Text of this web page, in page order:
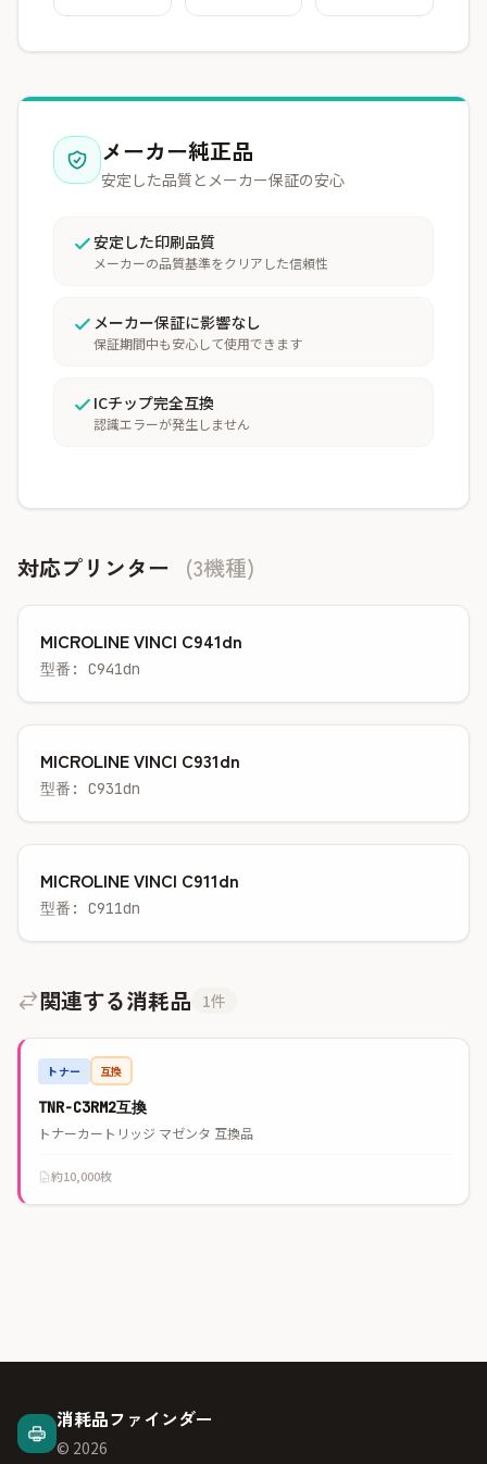
メーカー純正品
安定した品質とメーカー保証の安心
安定した印刷品質
メーカーの品質基準をクリアした信頼性
メーカー保証に影響なし
保証期間中も安心して使用できます
ICチップ完全互換
認識エラーが発生しません
対応プリンター (3機種)
MICROLINE VINCI C941dn
型番: C941dn
MICROLINE VINCI C931dn
型番: C931dn
MICROLINE VINCI C911dn
型番: C911dn
関連する消耗品 1件
トナー 互換
TNR-C3RM2互換
トナーカートリッジ マゼンタ 互換品
約10,000枚
消耗品ファインダー
© 2026